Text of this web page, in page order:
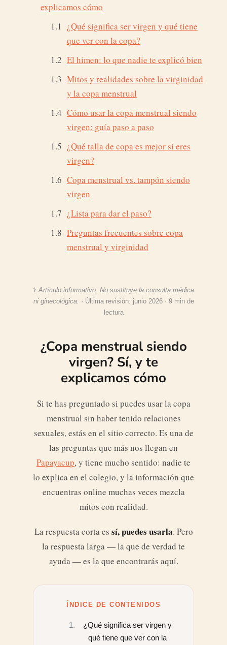
explicamos cómo
¿Qué significa ser virgen y qué tiene
que ver con la copa?
El himen: lo que nadie te explicó bien
Mitos y realidades sobre la virginidad
y la copa menstrual
Cómo usar la copa menstrual siendo
virgen: guía paso a paso
¿Qué talla de copa es mejor si eres
virgen?
Copa menstrual vs. tampón siendo
virgen
¿Lista para dar el paso?
Preguntas frecuentes sobre copa
menstrual y virginidad
⚕️ Artículo informativo. No sustituye la consulta médica
ni ginecológica. · Última revisión: junio 2026 · 9 min de
lectura
¿Copa menstrual siendo
virgen? Sí, y te
explicamos cómo
Si te has preguntado si puedes usar la copa
menstrual sin haber tenido relaciones
sexuales, estás en el sitio correcto. Es una de
las preguntas que más nos llegan en
Papayacup, y tiene mucho sentido: nadie te
lo explica en el colegio, y la información que
encuentras online muchas veces mezcla
mitos con realidad.
La respuesta corta es sí, puedes usarla. Pero
la respuesta larga — la que de verdad te
ayuda — es la que encontrarás aquí.
ÍNDICE DE CONTENIDOS
¿Qué significa ser virgen y
qué tiene que ver con la